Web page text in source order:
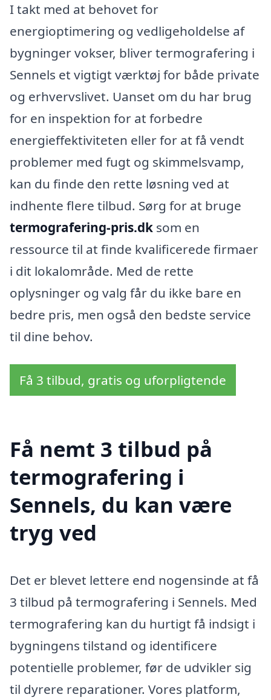
I takt med at behovet for
energioptimering og vedligeholdelse af
bygninger vokser, bliver termografering i
Sennels et vigtigt værktøj for både private
og erhvervslivet. Uanset om du har brug
for en inspektion for at forbedre
energieffektiviteten eller for at få vendt
problemer med fugt og skimmelsvamp,
kan du finde den rette løsning ved at
indhente flere tilbud. Sørg for at bruge
termografering-pris.dk som en
ressource til at finde kvalificerede firmaer
i dit lokalområde. Med de rette
oplysninger og valg får du ikke bare en
bedre pris, men også den bedste service
til dine behov.
Få 3 tilbud, gratis og uforpligtende
Få nemt 3 tilbud på
termografering i
Sennels, du kan være
tryg ved
Det er blevet lettere end nogensinde at få
3 tilbud på termografering i Sennels. Med
termografering kan du hurtigt få indsigt i
bygningens tilstand og identificere
potentielle problemer, før de udvikler sig
til dyrere reparationer. Vores platform,